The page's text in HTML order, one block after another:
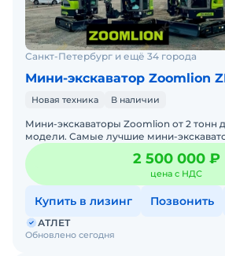
Санкт-Петербург и ещё 34 города
Мини-экскаватор Zoomlion
Новая техника В наличии
Мини-экскаваторы Zoomlion от 2 тонн
модели. Самые лучшие мини-
производителя ZOOMLION из Китая, в
2 500 000 ₽
цена с НДС
Купить в лизинг Позвонить
Обновлено сегодня
АТЛЕТ